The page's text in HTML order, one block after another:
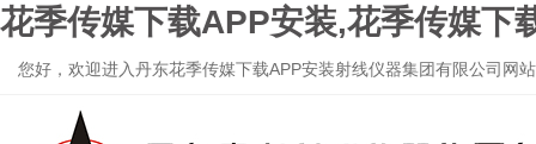
花季传媒下载APP安装,花季传媒下
您好，欢迎进入丹东花季传媒下载APP安装射线仪器集团有限公司网站